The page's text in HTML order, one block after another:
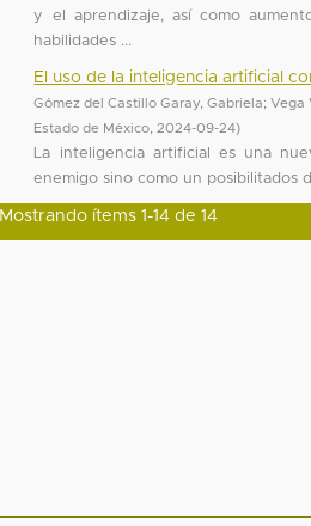
y el aprendizaje, así como
habilidades ...
El uso de la inteligencia artificial
Gómez del Castillo Garay, Gabriela;Vega
Estado de México
2024-09-24)
La inteligencia artificial es una
enemigo sino como un posibilitados
Mostrando ítems 1-14 de 14